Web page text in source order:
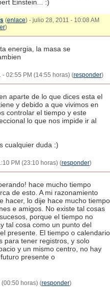
Einstein... :)
(enlace) - julio 28, 2011 - 10:08 AM
)
energia, la masa se
- 02:55 PM (14:55 horas) (responder)
aparte de lo que dices esta el
y debido a que vivimos en
controlar el tiempo y este
lo que nos impide ir al
cualquier duda :)
PM (23:10 horas) (responder)
hace mucho tiempo
de esto. A mi razonamiento
hacer, lo dije hace mucho tiempo
e amigos. No existe tal cosas
porque el tiempo no
tal cosa como un punto del
presente. El tiempo o calendario
para tener registros, y solo
y un mismo centro, no hay
presente o
horas) (responder)